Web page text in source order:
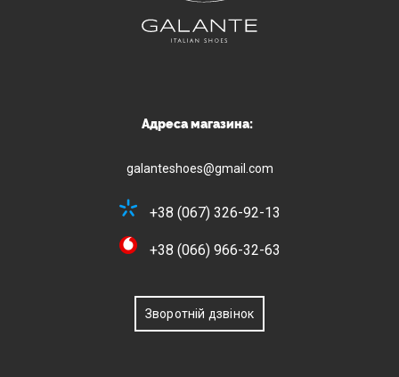
Адреса магазина:
galanteshoes@gmail.com
+38 (067) 326-92-13
+38 (066) 966-32-63
Зворотній дзвінок